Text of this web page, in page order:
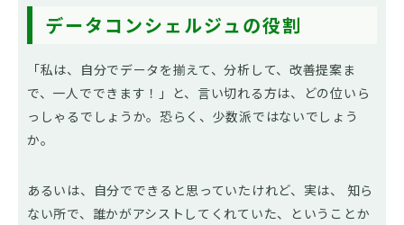
データコンシェルジュの役割
「私は、自分でデータを揃えて、分析して、改善提案ま
で、一人でできます！」と、言い切れる方は、どの位いら
っしゃるでしょうか。恐らく、少数派ではないでしょう
か。
あるいは、自分でできると思っていたけれど、実は、 知ら
ない所で、誰かがアシストしてくれていた、ということか